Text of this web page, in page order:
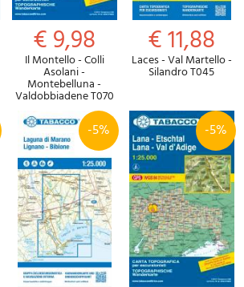
€ 9,98
Il Montello - Colli
Asolani -
Montebelluna -
Valdobbiadene T070
€ 11,88
Laces - Val Martello -
Silandro T045
-5% -5%